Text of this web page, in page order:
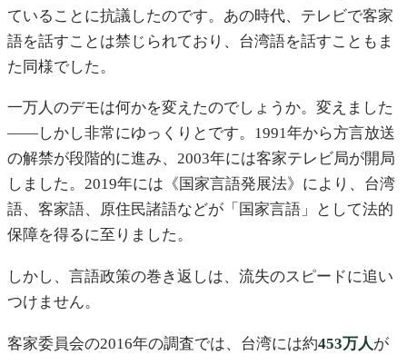
ていることに抗議したのです。あの時代、テレビで客家
語を話すことは禁じられており、台湾語を話すこともま
た同様でした。
一万人のデモは何かを変えたのでしょうか。変えました
——しかし非常にゆっくりとです。1991年から方言放送
の解禁が段階的に進み、2003年には客家テレビ局が開局
しました。2019年には《国家言語発展法》により、台湾
語、客家語、原住民諸語などが「国家言語」として法的
保障を得るに至りました。
しかし、言語政策の巻き返しは、流失のスピードに追い
つけません。
客家委員会の2016年の調査では、台湾には約453万人が